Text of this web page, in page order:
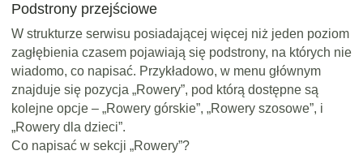
Podstrony przejściowe
W strukturze serwisu posiadającej więcej niż jeden poziom
zagłębienia czasem pojawiają się podstrony, na których nie
wiadomo, co napisać. Przykładowo, w menu głównym
znajduje się pozycja „Rowery”, pod którą dostępne są
kolejne opcje – „Rowery górskie”, „Rowery szosowe”, i
„Rowery dla dzieci”.
Co napisać w sekcji „Rowery”?